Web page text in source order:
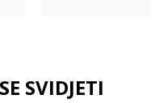
SVIDJETI